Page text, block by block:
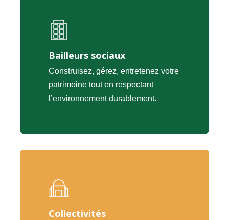
Bailleurs sociaux
Construisez, gérez, entretenez votre
patrimoine tout en respectant
l’environnement durablement.
Collectivités